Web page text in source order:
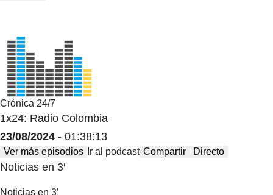
Crónica 24/7
1x24: Radio Colombia
23/08/2024 - 01:38:13
Ver más episodios Ir al podcast Compartir Directo
Noticias en 3′
Noticias en 3′